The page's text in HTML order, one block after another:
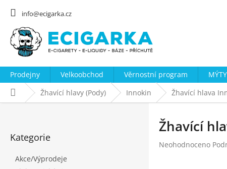
info@ecigarka.cz
Prodejny Velkoobchod Věrnostní program
Domů Žhavící hlavy (Pody) Innokin Žhavící hlava
kategorie
Kategorie
Akce/Výprodeje
Žhavící
Průměrné
Neohodnoceno